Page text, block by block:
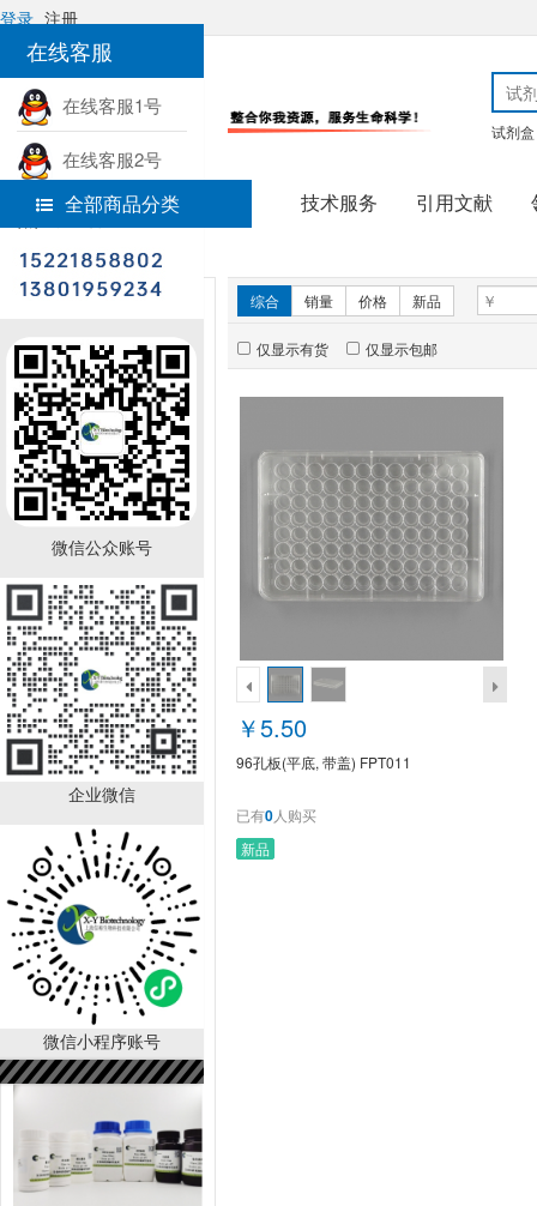
在线客服
在线客服1号
在线客服2号
热线电话
微信公众账号
企业微信
微信小程序账号
登录 注册
试剂盒
全部商品分类 技术服务 引用文献
首页
实验耗材
新品推荐
96孔板(平底, 带盖)
￥5.50
已有 0 人购买
销量排行
角质细胞培养基 KM
￥2280.00
1000 人购买
综合 销量 价格 新品
仅显示有货 仅显示包邮
￥5.50
96孔板(平底, 带盖) FPT011
已有0人购买
新品